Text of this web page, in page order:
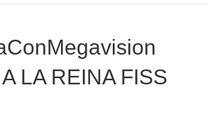
LA REINA FISS